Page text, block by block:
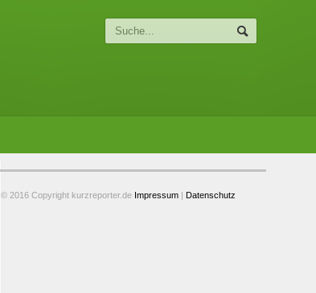
© 2016 Copyright kurzreporter.de Impressum | Datenschutz